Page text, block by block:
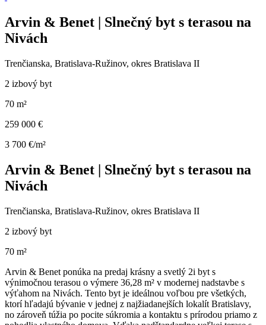
Arvin & Benet | Slnečný byt s terasou na
Nivách
Trenčianska, Bratislava-Ružinov, okres Bratislava II
2 izbový byt
70 m²
259 000 €
3 700 €/m²
Arvin & Benet | Slnečný byt s terasou na
Nivách
Trenčianska, Bratislava-Ružinov, okres Bratislava II
2 izbový byt
70 m²
Arvin & Benet ponúka na predaj krásny a svetlý 2i byt s
výnimočnou terasou o výmere 36,28 m² v modernej nadstavbe s
výťahom na Nivách. Tento byt je ideálnou voľbou pre všetkých,
ktorí hľadajú bývanie v jednej z najžiadanejších lokalít Bratislavy,
no zároveň túžia po pocite súkromia a kontaktu s prírodou priamo z